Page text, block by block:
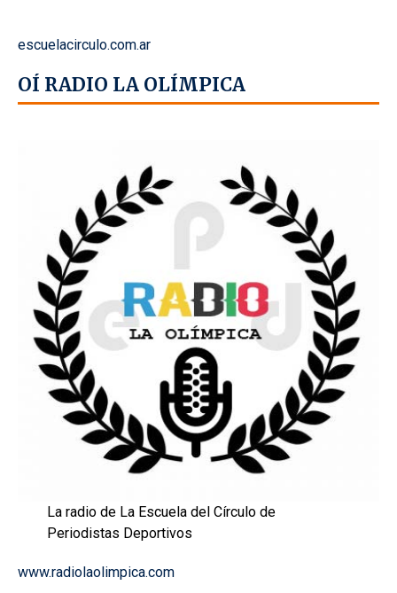
escuelacirculo.com.ar
OÍ RADIO LA OLÍMPICA
La radio de La Escuela del Círculo de
Periodistas Deportivos
www.radiolaolimpica.com